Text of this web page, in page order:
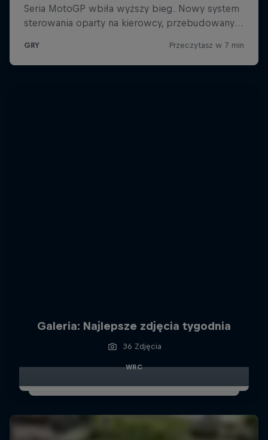
Galeria: Najlepsze zdjęcia tygodnia
36 Zdjęcia
WRC